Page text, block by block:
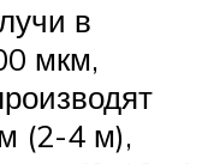
в
мкм,
(2-4 м),